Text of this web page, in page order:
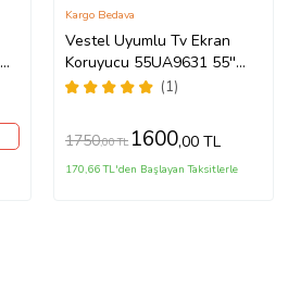
Vestel Uyumlu Tv Ekran
Koruyucu 55UA9631 55''
139 Ekran 4K Smart Android
(1)
Kargo Bedava
1750,00 TL 1600,00 TL
170,66 TL'den Başlayan Taksitlerle